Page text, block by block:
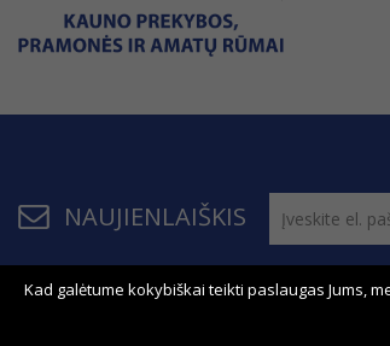
NAUJIENLAIŠKIS
© 2011 - 2026, KPPAR . Visos teisės
Kad galėtume kokybiškai teikti paslaugas Jums,